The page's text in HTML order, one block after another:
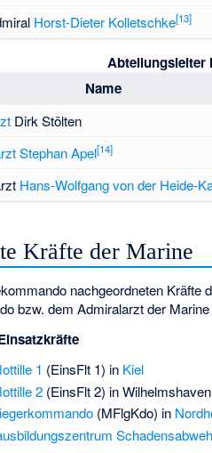
Horst-Dieter Kolletschke[13]
Abteilungsleiter
Name
Dirk Stölten
Stephan Apel[14]
Hans-Wolfgang von der Heide-
Kräfte der Marine
nachgeordneten Kräfte
bzw. dem Admiralarzt der
1 (EinsFlt 1) in Kiel
2(EinsFlt 2) in Wilhelmshaven
(MFlgKdo) in